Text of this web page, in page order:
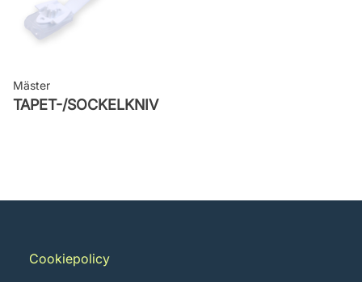
Mäster
TAPET-/SOCKELKNIV
Cookiepolicy